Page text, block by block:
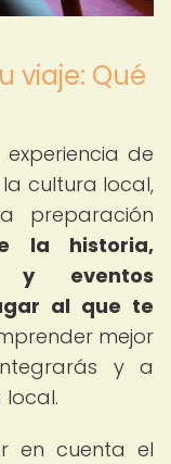
viaje: Qué
de
cultura local,
preparación
la historia,
y eventos
al que te
mejor
y a
en cuenta el